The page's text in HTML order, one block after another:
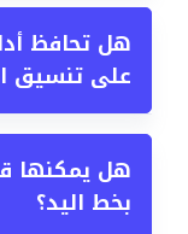
على تنسيق
هل يمكنها
بخط اليد؟